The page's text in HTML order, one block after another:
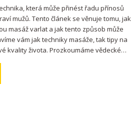
která může přinést řadu přínosů
mužů. Tento článek se věnuje tomu, jak
masáž varlat a jak tento způsob může
vám jak techniky masáže, tak tipy na
kvality života. Prozkoumáme vědecké